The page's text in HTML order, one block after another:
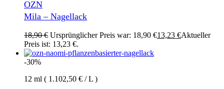
OZN
Mila – Nagellack
18,90€ Ursprünglicher Preis war: 18,90 €13,23 €Aktueller
Preis ist: 13,23 €.
-30%
12 ml ( 1.102,50 € / L )